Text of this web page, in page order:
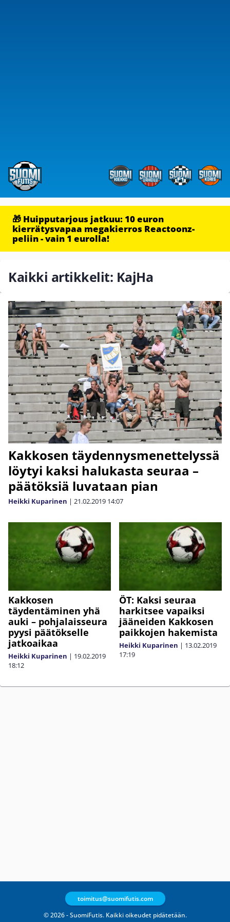
🎁 Huipputarjous jatkuu: 10 euron
kierrätysvapaa megakierros Reactoonz-
peliin - vain 1 eurolla!
Kaikki artikkelit: KajHa
Kakkosen täydennysmenettelyssä
löytyi kaksi halukasta seuraa –
päätöksiä luvataan pian
Heikki Kuparinen | 21.02.2019 14:07
Kakkosen
täydentäminen yhä
auki – pohjalaisseura
pyysi päätökselle
jatkoaikaa
Heikki Kuparinen | 19.02.2019
18:12
ÖT: Kaksi seuraa
harkitsee vapaiksi
jääneiden Kakkosen
paikkojen hakemista
Heikki Kuparinen | 13.02.2019
17:19
© 2026 - SuomiFutis. Kaikki oikeudet pidätetään.
toimitus@suomifutis.com